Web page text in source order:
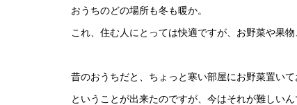
おうちのどの場所も冬も暖か。
これ、住む人にとっては快適ですが、お野菜や果
昔のおうちだと、ちょっと寒い部屋にお野菜置いて
ということが出来たのですが、今はそれが難しいん